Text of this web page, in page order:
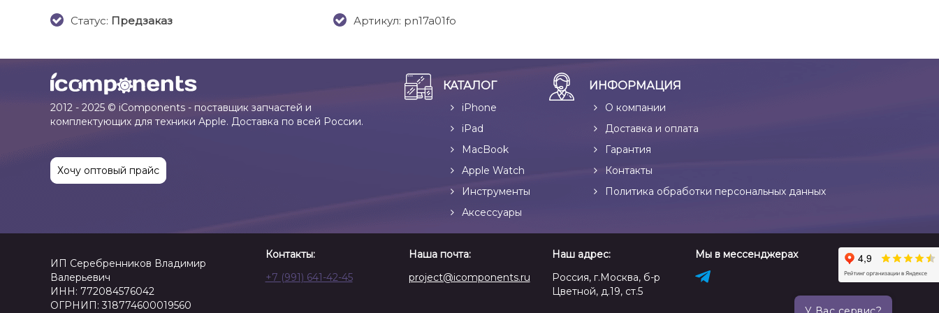
Cтатус: Предзаказ Артикул: pn17a01fo
2012 - 2025 © iComponents - поставщик запчастей и
комплектующих для техники Apple. Доставка по всей России.
Хочу оптовый прайс
КАТАЛОГ
iPhone
iPad
MacBook
Apple Watch
Инструменты
Аксессуары
ИНФОРМАЦИЯ
О компании
Доставка и оплата
Гарантия
Контакты
Политика обработки персональных данных
ИП Серебренников Владимир
Валерьевич
ИНН: 772084576042
ОГРНИП: 318774600019560
Контакты:
+7 (991) 641-42-45
Наша почта:
project@icomponents.ru
Наш адрес:
Россия, г.Москва, б-р
Цветной, д.19, ст.5
Мы в мессенджерах